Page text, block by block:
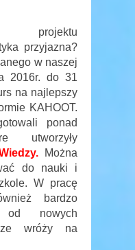
projektu
przyjazna?
w naszej
2016r. do 31
na najlepszy
KAHOOT.
ponad
utworzyły
.
Można
do nauki i
W pracę
bardzo
od nowych
wróży na